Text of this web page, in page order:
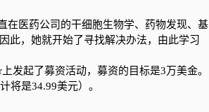
医药公司的干细胞生物学、药物发现、基
此，她就开始了寻找解决办法，由此学习
起了募资活动，募资的目标是3万美金。
将是34.99美元）。